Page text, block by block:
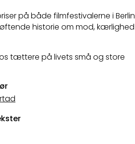
på både filmfestivalerne i Berlin
historie om mod, kærlighed
os tættere på livets små og store